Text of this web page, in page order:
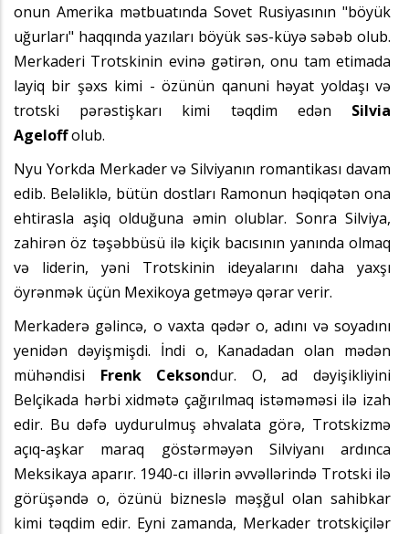
onun Amerika mətbuatında Sovet Rusiyasının "böyük
uğurları" haqqında yazıları böyük səs-küyə səbəb olub.
Merkaderi Trotskinin evinə gətirən, onu tam etimada
layiq bir şəxs kimi - özünün qanuni həyat yoldaşı və
trotski pərəstişkarı kimi təqdim edən Silvia
Ageloffolub.
Nyu Yorkda Merkader və Silviyanın romantikası davam
edib. Beləliklə, bütün dostları Ramonun həqiqətən ona
ehtirasla aşiq olduğuna əmin olublar. Sonra Silviya,
zahirən öz təşəbbüsü ilə kiçik bacısının yanında olmaq
və liderin, yəni Trotskinin ideyalarını daha yaxşı
öyrənmək üçün Mexikoya getməyə qərar verir.
Merkaderə gəlincə, o vaxta qədər o, adını və soyadını
yenidən dəyişmişdi. İndi o, Kanadadan olan mədən
mühəndisi Frenk Ceksondur. O, ad dəyişikliyini
Belçikada hərbi xidmətə çağırılmaq istəməməsi ilə izah
edir. Bu dəfə uydurulmuş əhvalata görə, Trotskizmə
açıq-aşkar maraq göstərməyən Silviyanı ardınca
Meksikaya aparır. 1940-cı illərin əvvəllərində Trotski ilə
görüşəndə o, özünü bizneslə məşğul olan sahibkar
kimi təqdim edir. Eyni zamanda, Merkader trotskiçilər